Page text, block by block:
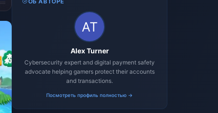
Alex Turner
Cybersecurity expert and digital payment safety
advocate helping gamers protect their accounts
and transactions.
Посмотреть профиль полностью →